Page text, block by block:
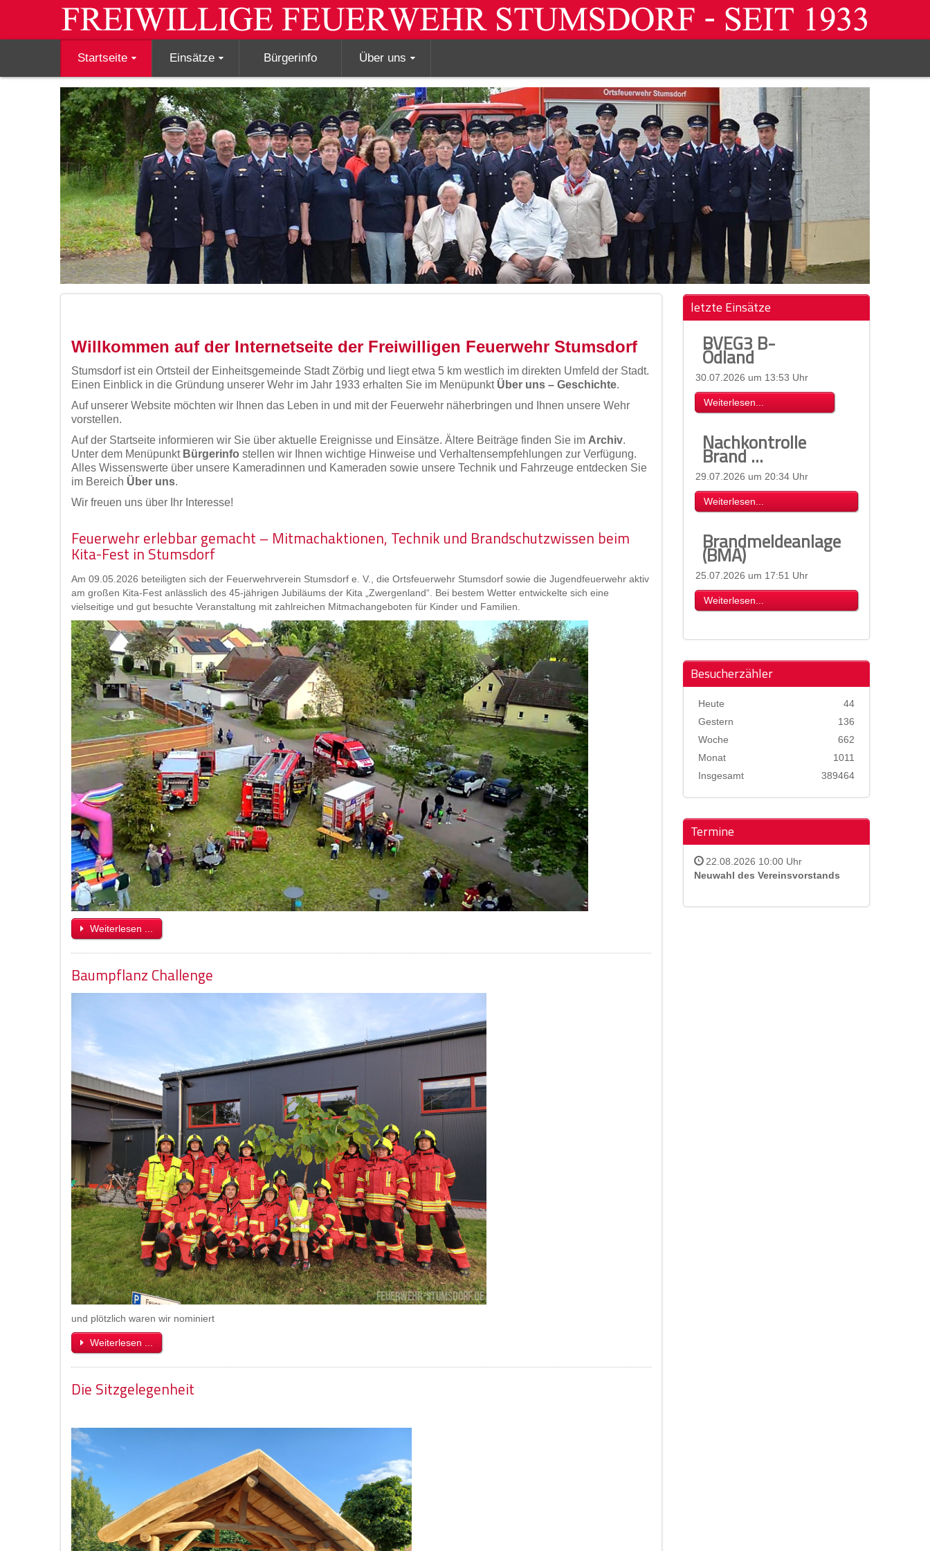
Startseite Einsätze Bürgerinfo Über uns
Willkommen auf der Internetseite der Freiwilligen Feuerwehr Stumsdorf
Stumsdorf ist ein Ortsteil der Einheitsgemeinde Stadt Zörbig und liegt etwa 5 km westlich im direkten Umfeld der Stadt.
Einen Einblick in die Gründung unserer Wehr im Jahr 1933 erhalten Sie im Menüpunkt Über uns – Geschichte.
Auf unserer Website möchten wir Ihnen das Leben in und mit der Feuerwehr näherbringen und Ihnen unsere Wehr
vorstellen.
Auf der Startseite informieren wir Sie über aktuelle Ereignisse und Einsätze. Ältere Beiträge finden Sie im Archiv.
Unter dem Menüpunkt Bürgerinfo stellen wir Ihnen wichtige Hinweise und Verhaltensempfehlungen zur Verfügung.
Alles Wissenswerte über unsere Kameradinnen und Kameraden sowie unsere Technik und Fahrzeuge entdecken Sie
im Bereich Über uns.
Wir freuen uns über Ihr Interesse!
Feuerwehr erlebbar gemacht – Mitmachaktionen, Technik und Brandschutzwissen beim
Kita-Fest in Stumsdorf
Am 09.05.2026 beteiligten sich der Feuerwehrverein Stumsdorf e. V., die Ortsfeuerwehr Stumsdorf sowie die Jugendfeuerwehr aktiv
am großen Kita-Fest anlässlich des 45-jährigen Jubiläums der Kita „Zwergenland“. Bei bestem Wetter entwickelte sich eine
vielseitige und gut besuchte Veranstaltung mit zahlreichen Mitmachangeboten für Kinder und Familien.
Weiterlesen ...
Baumpflanz Challenge
und plötzlich waren wir nominiert
Weiterlesen ...
Die Sitzgelegenheit
letzte Einsätze
BVEG3 B-
Ödland
30.07.2026 um 13:53 Uhr
Weiterlesen...
Nachkontrolle
Brand ...
29.07.2026 um 20:34 Uhr
Weiterlesen...
Brandmeldeanlage
(BMA)
25.07.2026 um 17:51 Uhr
Weiterlesen...
Besucherzähler
Heute
44
Gestern
136
Woche
662
Monat
1011
Insgesamt
389464
Termine
22.08.2026 10:00 Uhr
Neuwahl des Vereinsvorstands